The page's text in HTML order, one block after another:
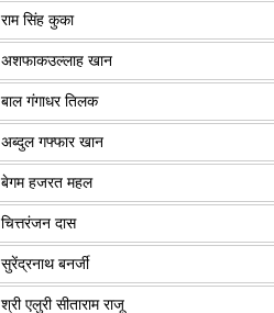
राम सिंह कुका
अशफाकउल्लाह खान
बाल गंगाधर तिलक
अब्दुल गफ्फार खान
बेगम हजरत महल
चित्तरंजन दास
सुरेंद्रनाथ बनर्जी
श्री एलुरी सीताराम राजू